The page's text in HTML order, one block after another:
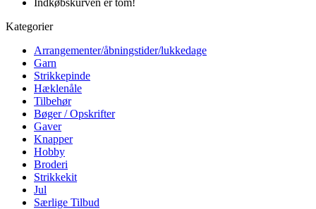
Indkøbskurven er tom!
Kategorier
Arrangementer/åbningstider/lukkedage
Garn
Strikkepinde
Hæklenåle
Tilbehør
Bøger / Opskrifter
Gaver
Knapper
Hobby
Broderi
Strikkekit
Jul
Særlige Tilbud